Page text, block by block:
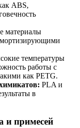
ABS,
материалы
температуры
работы с
как PETG.
PLA и
в
и примесей